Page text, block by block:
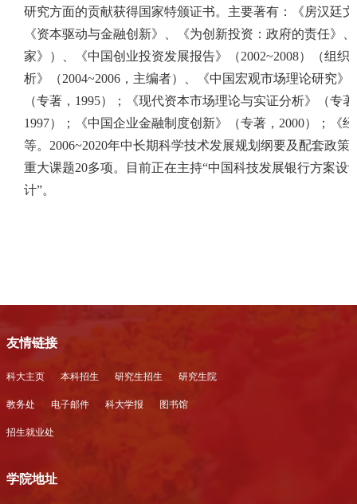
研究方面的贡献获得国家特颁证书。 主要著有：《房汉廷
《资本驱动与金融创新》、《为创新投资：政府的责任》
家》）、《中国创业投资发展报告》（2002~2008）（组织
析》（2004~2006 ，主编者）、《中国宏观市场理论研究》
（专著， 1995）；《现代资本市场理论与实证分析》（专
1997）；《中国企业金融制度创新》（专著， 2000）；《
等。 2006~2020年中长期科学技术发展规划纲要及配套政
重大课题20多项。目前正在主持“中国科技发展银行方案设
计”。
友情链接
科大主页 本科招生 研究生招生 研究生院
教务处 电子邮件 科大学报 图书馆
招生就业处
学院地址